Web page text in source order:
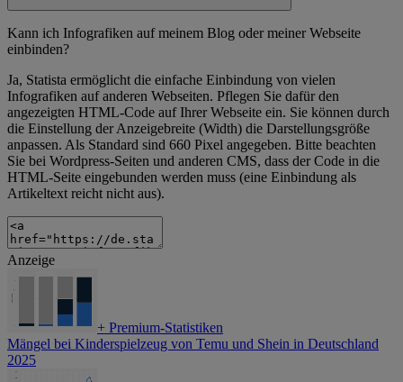
Kann ich Infografiken auf meinem Blog oder meiner Webseite
einbinden?
Ja, Statista ermöglicht die einfache Einbindung von vielen
Infografiken auf anderen Webseiten. Pflegen Sie dafür den
angezeigten HTML-Code auf Ihrer Webseite ein. Sie können durch
die Einstellung der Anzeigebreite (Width) die Darstellungsgröße
anpassen. Als Standard sind 660 Pixel angegeben. Bitte beachten
Sie bei Wordpress-Seiten und anderen CMS, dass der Code in die
HTML-Seite eingebunden werden muss (eine Einbindung als
Artikeltext reicht nicht aus).
Anzeige
+ Premium-Statistiken
Mängel bei Kinderspielzeug von Temu und Shein in Deutschland
2025